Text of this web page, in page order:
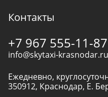
Контакты
+7 967 555-11-87
info@skytaxi-krasnodar.ru
Ежедневно,
350912, Краснодар, Е.